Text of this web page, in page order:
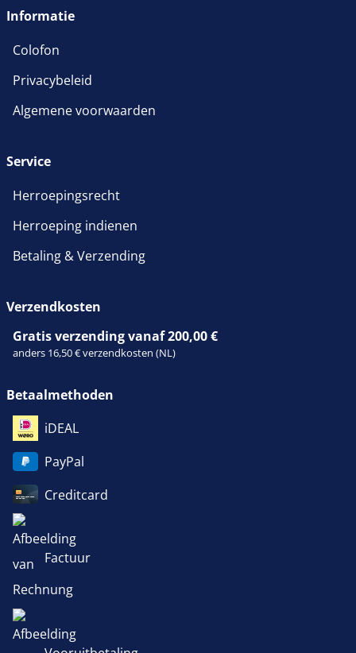
Informatie
Colofon
Privacybeleid
Algemene voorwaarden
Service
Herroepingsrecht
Herroeping indienen
Betaling & Verzending
Verzendkosten
Gratis verzending vanaf 200,00 €
anders 16,50 € verzendkosten (NL)
Betaalmethoden
iDEAL
PayPal
Creditcard
Factuur